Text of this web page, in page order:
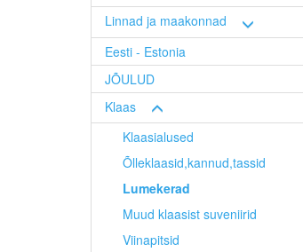
Linnad ja maakonnad
Eesti - Estonia
JÕULUD
Klaas
Klaasialused
Õlleklaasid,kannud,tassid
Lumekerad
Muud klaasist suveniirid
Viinapitsid